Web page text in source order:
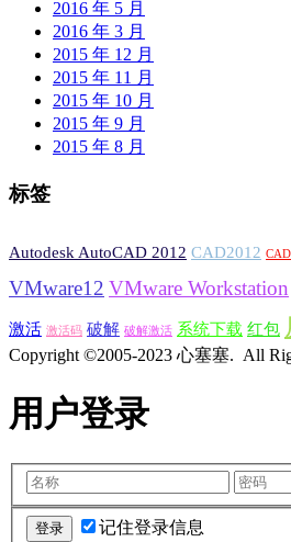
2016 年 5 月
2016 年 3 月
2015 年 12 月
2015 年 11 月
2015 年 10 月
2015 年 9 月
2015 年 8 月
标签
Autodesk AutoCAD 2012 CAD2012
VMware12 VMware Workstation
激活 激活码 破解 破解激活 系统下载 红包
Copyright ©2005-2023 心塞塞. All
用户登录
记住登录信息